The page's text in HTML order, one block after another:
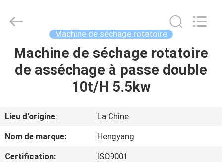
MAISON
AU
SUJET
DE
Zhengzhou
Hengyang
Reserved.
Machine de séchage rotatoire
Machine de séchage rotatoire
de asséchage à passe double
10t/H 5.5kw
Lieu d'origine:
La Chine
Nom de marque:
Hengyang
Certification:
ISO9001